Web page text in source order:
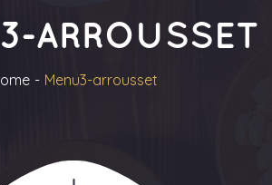
ARROUSSET
Menu3-arrousset